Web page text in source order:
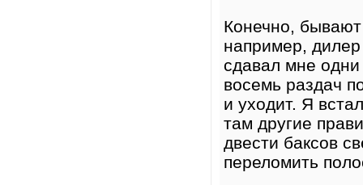
Конечно,
например,
сдавал мне одни
восемь раздач
и уходит. Я
там другие
двести баксов
переломить